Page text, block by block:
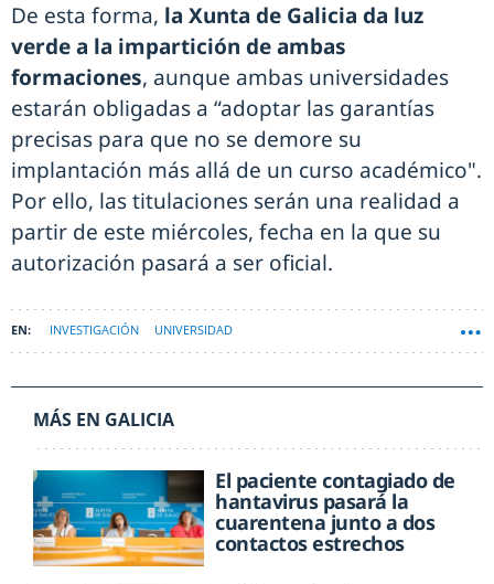
De esta forma, la Xunta de Galicia da luz
verde a la impartición de ambas
formaciones, aunque ambas universidades
estarán obligadas a “adoptar las garantías
precisas para que no se demore su
implantación más allá de un curso académico".
Por ello, las titulaciones serán una realidad a
partir de este miércoles, fecha en la que su
autorización pasará a ser oficial.
INVESTIGACIÓN UNIVERSIDAD
MÁS EN GALICIA
El paciente contagiado de
hantavirus pasará la
cuarentena junto a dos
contactos estrechos